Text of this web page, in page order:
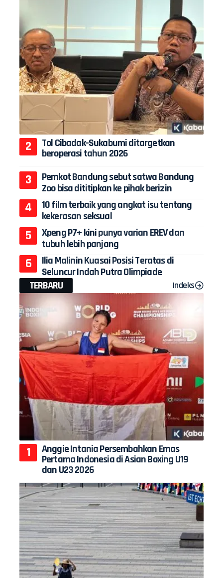
Tol Cibadak-Sukabumi ditargetkan
beroperasi tahun 2026
Pemkot Bandung sebut satwa Bandung
Zoo bisa dititipkan ke pihak berizin
10 film terbaik yang angkat isu tentang
kekerasan seksual
Xpeng P7+ kini punya varian EREV dan
tubuh lebih panjang
Ilia Malinin Kuasai Posisi Teratas di
Seluncur Indah Putra Olimpiade
TERBARU
Indeks
Anggie Intania Persembahkan Emas
Pertama Indonesia di Asian Boxing U19
dan U23 2026